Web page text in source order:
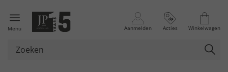
Menu Aanmelden Acties Winkelwagen